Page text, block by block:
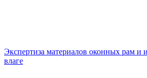
Экспертиза материалов оконных рам и
влаге